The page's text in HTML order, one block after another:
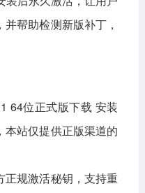
社交通讯
应用软件
帮助检测新版补丁，
64位正式版下载 安装
本站仅提供正版渠道的
正规激活秘钥，支持重